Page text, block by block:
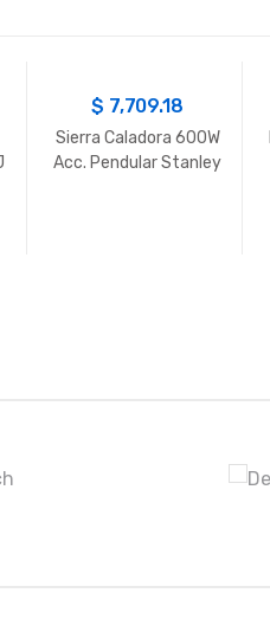
$ 7,709.18
Sierra Caladora 600W
Acc. Pendular Stanley